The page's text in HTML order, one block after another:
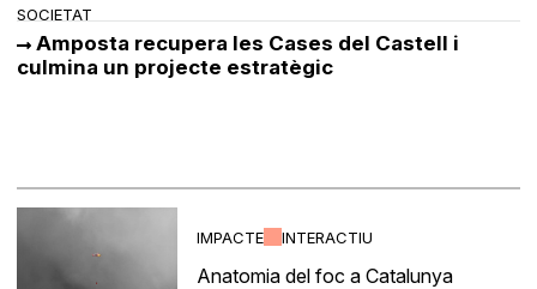
SOCIETAT
Amposta recupera les Cases del Castell i
culmina un projecte estratègic
IMPACTE INTERACTIU
Anatomia del foc a Catalunya